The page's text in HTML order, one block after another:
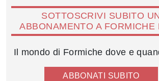
SOTTOSCRIVI SUBITO
ABBONAMENTO A FORMICHE
Il mondo di Formiche dove e
ABBONATI SUBITO